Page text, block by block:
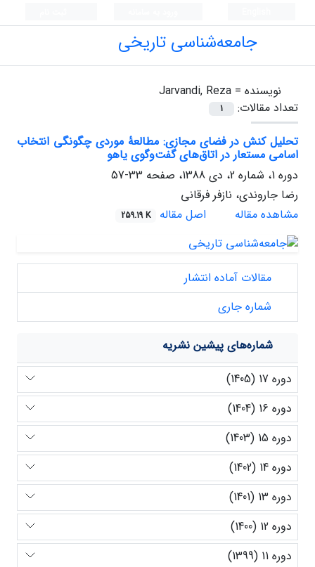
جامعه‌شناسی تاریخی
نویسنده = Jarvandi, Reza
تعداد مقالات:
1
تحلیل کنش در فضای مجازی: مطالعۀ موردی چگونگی انتخاب
اسامی مستعار در اتاق‌های گفت‌وگوی یاهو
دوره 1، شماره 2، دی 1388، صفحه
33-57
رضا جاروندی، نازفر فرقانی
مشاهده مقاله
اصل مقاله 259.19 K
مقالات آماده انتشار
شماره جاری
شماره‌های پیشین نشریه
دوره 17 (1405)
دوره 16 (1404)
دوره 15 (1403)
دوره 14 (1402)
دوره 13 (1401)
دوره 12 (1400)
دوره 11 (1399)